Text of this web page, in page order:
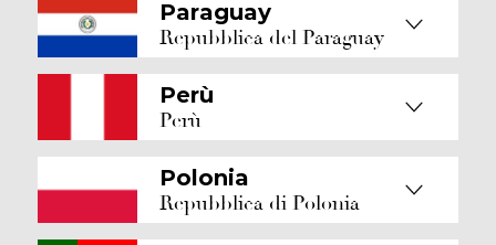
Paraguay
Repubblica del Paraguay
Perù
Perù
Polonia
Repubblica di Polonia